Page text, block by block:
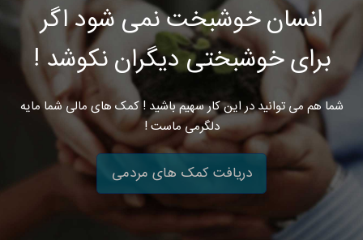
انسان خوشبخت نمی شود اگر
برای خوشبختی دیگران نکوشد !
شما هم می توانید در این کار سهیم باشید ! کمک های مالی شما مایه
دلگرمی ماست !
دریافت کمک های مردمی